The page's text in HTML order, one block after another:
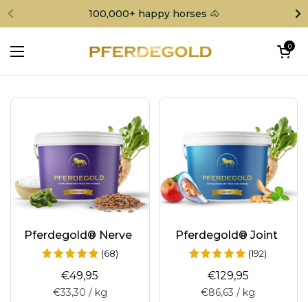
Skip to content
100,000+ happy horses 🐴
Open menu
Open cart
0
Pferdegold® Nerve
(68)
€49,95
€33,30 / kg
Pferdegold® Joint
(192)
€129,95
€86,63 / kg